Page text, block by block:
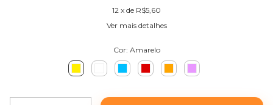
12 x de R$5,60
Ver mais detalhes
Cor: Amarelo